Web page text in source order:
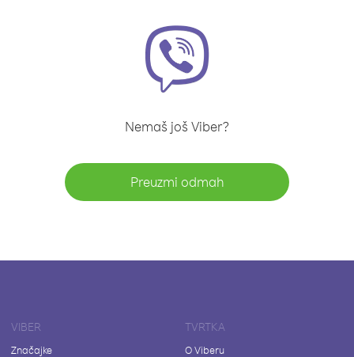
Nemaš još Viber?
Preuzmi odmah
VIBER
Značajke
TVRTKA
O Viberu